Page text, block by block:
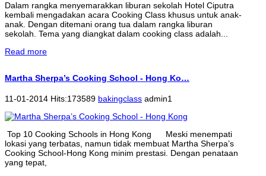
Dalam rangka menyemarakkan liburan sekolah Hotel Ciputra
kembali mengadakan acara Cooking Class khusus untuk anak-
anak. Dengan ditemani orang tua dalam rangka liburan
sekolah. Tema yang diangkat dalam cooking class adalah...
Read more
Martha Sherpa’s Cooking School - Hong Ko…
11-01-2014 Hits:173589 bakingclass admin1
Top 10 Cooking Schools in Hong Kong Meski menempati
lokasi yang terbatas, namun tidak membuat Martha Sherpa’s
Cooking School-Hong Kong minim prestasi. Dengan penataan
yang tepat,